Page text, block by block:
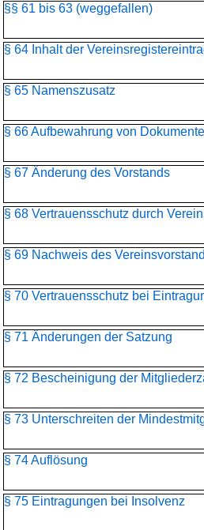
§§ 61 bis 63 (weggefallen)
§ 64 Inhalt der
§ 65 Namenszusatz
§ 66 Aufbewahrung von
§ 67 Änderung des Vorstands
§ 68 Vertrauensschutz durch
§ 69 Nachweis des
§ 70 Vertrauensschutz bei
§ 71 Änderungen der Satzung
§ 72 Bescheinigung der
§ 73 Unterschreiten der
§ 74 Auflösung
§ 75 Eintragungen bei Insolvenz